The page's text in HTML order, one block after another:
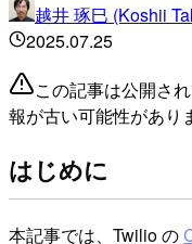
越井 琢巳 (Koshii
2025.07.25
この記事は公開さ
報が古い可能性があり
はじめに
本記事では、Twilio の